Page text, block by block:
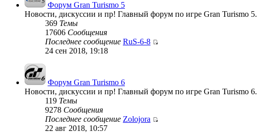
Форум Gran Turismo 5
Новости, дискуссии и пр! Главный форум по игре Gran Turismo 5.
369 Темы
17606 Сообщения
Последнее сообщение RuS-6-8
24 сен 2018, 19:18
Форум Gran Turismo 6
Новости, дискуссии и пр! Главный форум по игре Gran Turismo 6.
119 Темы
9278 Сообщения
Последнее сообщение Zolojora
22 авг 2018, 10:57